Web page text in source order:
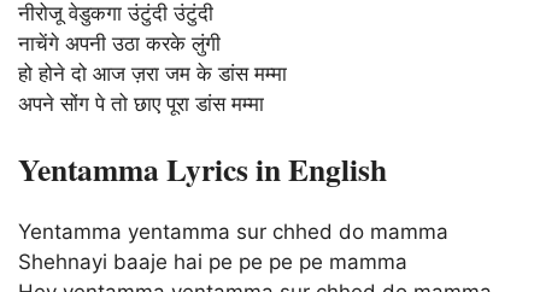
नीरोजू वेडुकगा उंटुंदी उंटुंदी
नाचेंगे अपनी उठा करके लुंगी
हो होने दो आज ज़रा जम के डांस मम्मा
अपने सोंग पे तो छाए पूरा डांस मम्मा
Yentamma Lyrics in English
Yentamma yentamma sur chhed do mamma
Shehnayi baaje hai pe pe pe pe mamma